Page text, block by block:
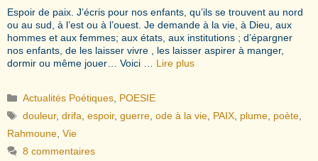
Espoir de paix. J’écris pour nos enfants, qu’ils se trouvent au nord
ou au sud, à l’est ou à l’ouest. Je demande à la vie, à Dieu, aux
hommes et aux femmes; aux états, aux institutions ; d’épargner
nos enfants, de les laisser vivre , les laisser aspirer à manger,
dormir ou même jouer… Voici … Lire plus
Catégories
Actualités Poétiques POESIE
Étiquettes
douleur,drifa ,espoir,guerre ,ode à la vie PAIX plume poète
Rahmoune Vie
8 commentaires